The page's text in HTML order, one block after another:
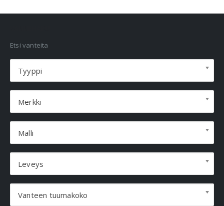
Etsi vanteita
Tyyppi
Merkki
Malli
Leveys
Vanteen tuumakoko